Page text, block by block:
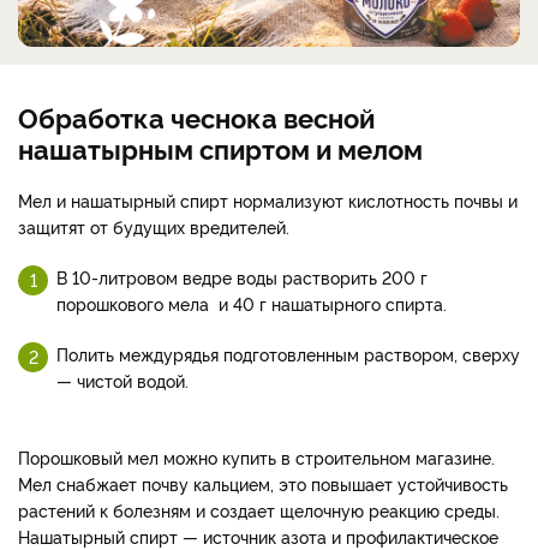
Обработка чеснока весной
нашатырным спиртом и мелом
Мел и нашатырный спирт нормализуют кислотность почвы и
защитят от будущих вредителей.
В 10-литровом ведре воды растворить 200 г
порошкового мела и 40 г нашатырного спирта.
Полить междурядья подготовленным раствором, сверху
— чистой водой.
Порошковый мел можно купить в строительном магазине.
Мел снабжает почву кальцием, это повышает устойчивость
растений к болезням и создает щелочную реакцию среды.
Нашатырный спирт — источник азота и профилактическое